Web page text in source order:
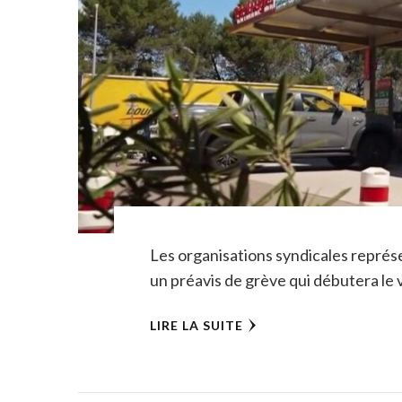
Les organisations syndicales
un préavis de grève qui débutera
LIRE LA SUITE